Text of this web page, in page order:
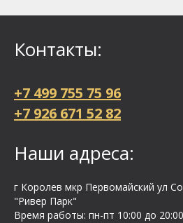
Контакты:
+7 499 755 75 96
+7 926 671 52 82
Наши адреса:
г Королев мкр Первомайский ул
"Ривер Парк"
Время работы: пн-пт 10:00 до